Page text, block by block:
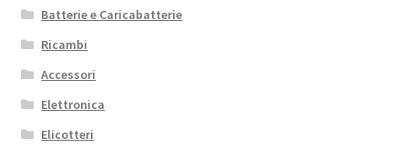
Batterie e Caricabatterie
Ricambi
Accessori
Elettronica
Elicotteri